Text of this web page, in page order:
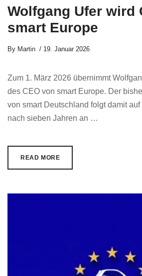
Wolfgang Ufer wird
smart Europe
By Martin 19. Januar 2026
Zum 1. März 2026 übernimmt
des CEO von smart Europe. Der
von smart Deutschland folgt damit
nach sieben Jahren an …
READ MORE